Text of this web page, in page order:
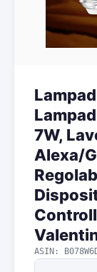
7W,
Alexa/
ASIN: